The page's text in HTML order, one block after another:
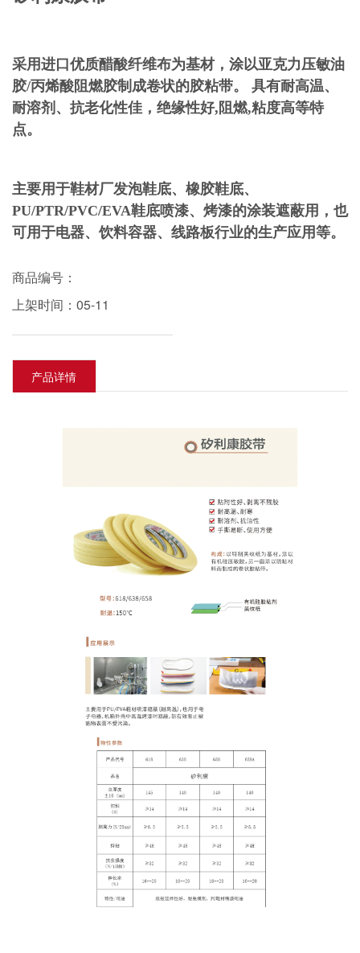
采用进口优质醋酸纤维布为基材，涂以亚克力压敏油
胶/丙烯酸阻燃胶制成卷状的胶粘带。 具有耐高温、
耐溶剂、抗老化性佳，绝缘性好,阻燃,粘度高等特
点。
主要用于鞋材厂发泡鞋底、橡胶鞋底、
PU/PTR/PVC/EVA鞋底喷漆、烤漆的涂装遮蔽用，也
可用于电器、饮料容器、线路板行业的生产应用等。
商品编号：
上架时间：05-11
产品详情